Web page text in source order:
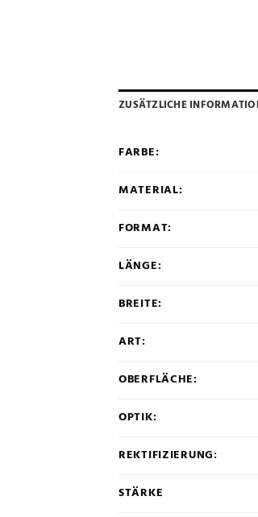
ZUSÄTZLICHE
FARBE:
MATERIAL:
FORMAT:
LÄNGE:
BREITE:
ART:
OBERFLÄCHE:
OPTIK:
REKTIFIZIERUNG:
STÄRKE